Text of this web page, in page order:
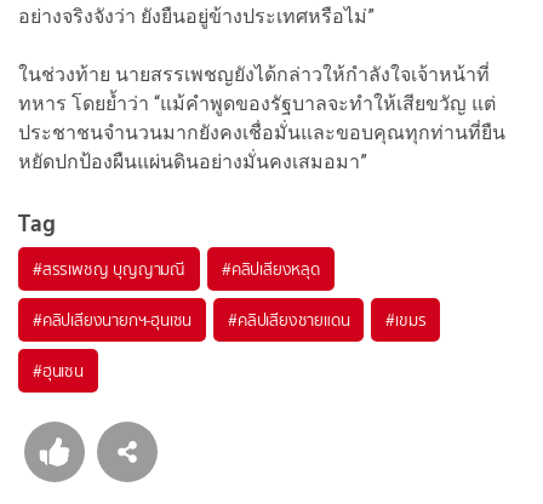
อย่างจริงจังว่า ยังยืนอยู่ข้างประเทศหรือไม่”
ในช่วงท้าย นายสรรเพชญยังได้กล่าวให้กำลังใจเจ้าหน้าที่
ทหาร โดยย้ำว่า “แม้คำพูดของรัฐบาลจะทำให้เสียขวัญ แต่
ประชาชนจำนวนมากยังคงเชื่อมั่นและขอบคุณทุกท่านที่ยืน
หยัดปกป้องผืนแผ่นดินอย่างมั่นคงเสมอมา”
Tag
#สรรเพชญ บุญญามณี #คลิปเสียงหลุด
#คลิปเสียงนายกฯ-ฮุนเซน #คลิปเสียงชายแดน #เขมร
#ฮุนเซน